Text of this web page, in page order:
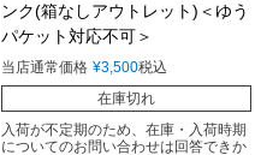
ンク(箱なしアウトレット)＜ゆう
パケット対応不可＞
当店通常価格 ¥3,500税込
在庫切れ
入荷が不定期のため、在庫・入荷時期
についてのお問い合わせは回答できか